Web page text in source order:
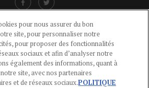
-POLITIQUE DES COOKIES
LÉGALES -AIDE
CONTACT
pour nous assurer du bon
site, pour personnaliser notre
pour proposer des fonctionnalités
sociaux et afin d’analyser notre
également des informations, quant à
site, avec nos partenaires
et de réseaux sociaux.POLITIQUE